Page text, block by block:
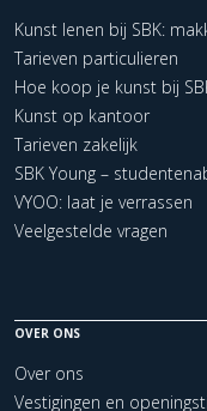
Kunst lenen bij SBK:
Tarieven particulieren
Hoe koop je kunst bij
Kunst op kantoor
Tarieven zakelijk
SBK Young –
VYOO: laat je verrassen
Veelgestelde vragen
OVER ONS
Over ons
Vestigingen en